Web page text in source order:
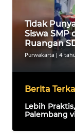
Tidak
Siswa
Ruangan
Purwakarta | 4
Berita
Lebih
Palembang
NUSANTARA
SERBA-